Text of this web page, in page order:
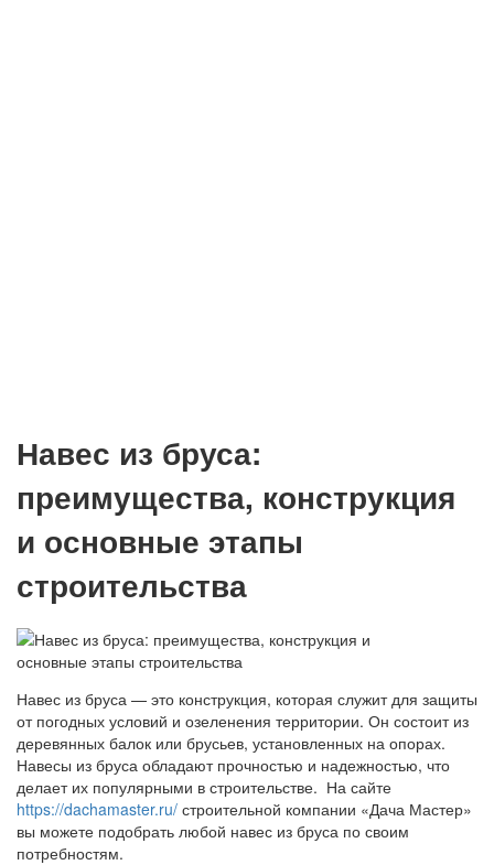
Навес из бруса:
преимущества, конструкция
и основные этапы
строительства
Навес из бруса — это конструкция, которая служит для защиты
от погодных условий и озеленения территории. Он состоит из
деревянных балок или брусьев, установленных на опорах.
Навесы из бруса обладают прочностью и надежностью, что
делает их популярными в строительстве. На сайте
https://dachamaster.ru/ строительной компании «Дача Мастер»
вы можете подобрать любой навес из бруса по своим
потребностям.